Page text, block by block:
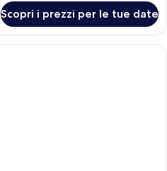
Scopri i prezzi per le tue date